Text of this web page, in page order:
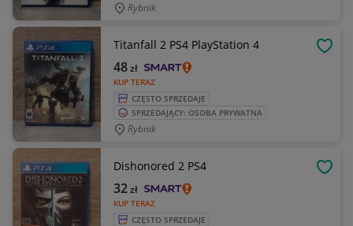
Rybnik
Titanfall 2 PS4 PlayStation 4
KUP TERAZ
48zł
CZĘSTO SPRZEDAJE
SPRZEDAJĄCY: OSOBA PRYWATNA
Rybnik
Dishonored 2 PS4
KUP TERAZ
32zł
CZĘSTO SPRZEDAJE